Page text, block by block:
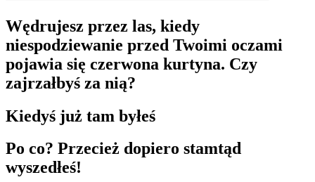
Wędrujesz przez las, kiedy
niespodziewanie przed Twoimi oczami
pojawia się czerwona kurtyna. Czy
zajrzałbyś za nią?
Kiedyś już tam byłeś
Po co? Przecież dopiero stamtąd
wyszedłeś!